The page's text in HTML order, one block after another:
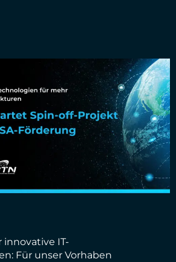
innovative IT-
Für unser Vorhaben